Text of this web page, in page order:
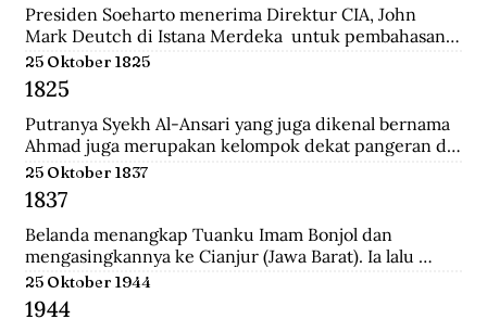
Presiden Soeharto menerima Direktur CIA, John
Mark Deutch di Istana Merdeka  untuk pembahasan
perkembangan Indonesia.
25 Oktober 1825
1825
Putranya Syekh Al-Ansari yang juga dikenal bernama
Ahmad juga merupakan kelompok dekat pangeran di
Tegalrejo sebelum Perang Jawa dan tewas
mempertahankan markas Diponegoro di Selarong.
25 Oktober 1837
1837
Belanda menangkap Tuanku Imam Bonjol dan
mengasingkannya ke Cianjur (Jawa Barat). Ia lalu
dipindahkan ke Ambon (Maluku), terus ke Manado
(Sulawesi Utara) sampai wafat.
25 Oktober 1944
1944